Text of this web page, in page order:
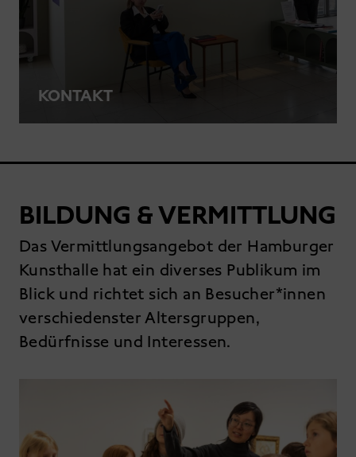
KONTAKT
BILDUNG & VERMITTLUNG
Das Vermittlungsangebot der Hamburger
Kunsthalle hat ein diverses Publikum im
Blick und richtet sich an Besucher*innen
verschiedenster Altersgruppen,
Bedürfnisse und Interessen.